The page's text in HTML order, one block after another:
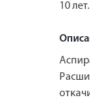
10 лет.